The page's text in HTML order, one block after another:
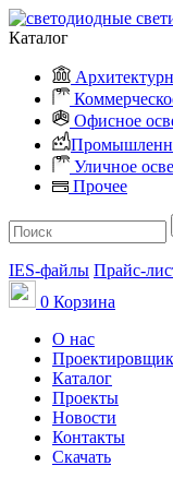
Каталог
Офисное
Уличное
Прочее
IES-файлы Прайс-
0 Корзина
О нас
Каталог
Проекты
Новости
Контакты
Скачать